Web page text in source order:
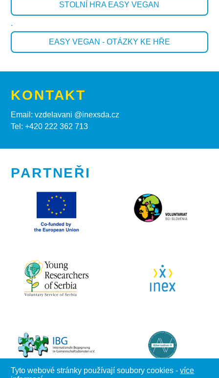
STOLNÍ HRA EASY VEGAN
.
EASY VEGAN - OTÁZKY KE HŘE
KONTAKT
Email: vzdelavani @inexsda.cz
Tel: +420 222 362 713
PARTNEŘI
Tyto webové stránky používají soubory cookies -více